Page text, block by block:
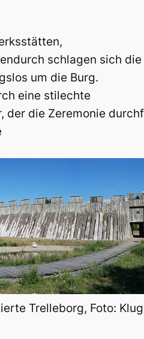
schlagen sich die
um die Burg.
eine stilechte
die Zeremonie
Trelleborg, Foto: